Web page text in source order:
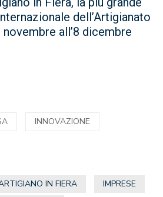
dell’Artigianato
all’8 dicembre
INNOVAZIONE
IN FIERA
IMPRESE